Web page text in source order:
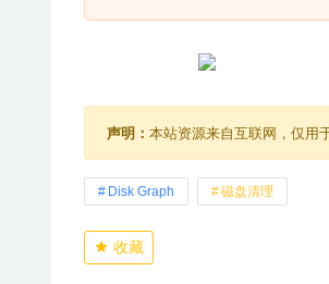
声明： 本站资源来自互联网，仅用
Disk Graph 磁盘清理
收藏